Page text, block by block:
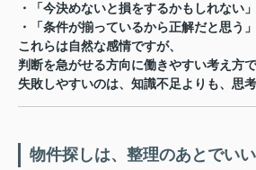
・「今決めないと損をするかもしれない」
・「条件が揃っているから正解だと思う」
これらは自然な感情ですが、
判断を急がせる方向に働きやすい考え方で
失敗しやすいのは、知識不足よりも、思
物件探しは、整理のあとでいい